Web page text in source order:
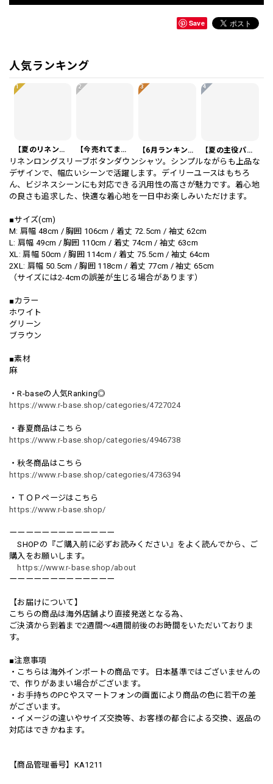
Save
人気ランキング
1
【夏のリネンスーツ】リネンシングルブレストカジュアルスーツ SU0188
2
【今売れてます】編み込みベルト付き フラット サンダル 3color SH0128
3
【6月ランキング1位】プレートアクセントポロシャツ KA0826
4
【夏の主役パンツ】ワッフル カジュアル スリムスラックスパンツ PA0226
リネンロングスリーブボタンダウンシャツ。シンプルながらも上品な
デザインで、幅広いシーンで活躍します。デイリーユースはもちろ
ん、ビジネスシーンにも対応できる汎用性の高さが魅力です。着心地
の良さも追求した、快適な着心地を一日中お楽しみいただけます。
■サイズ(cm)
M: 肩幅 48cm / 胸囲 106cm / 着丈 72.5cm / 袖丈 62cm
L: 肩幅 49cm / 胸囲 110cm / 着丈 74cm / 袖丈 63cm
XL: 肩幅 50cm / 胸囲 114cm / 着丈 75.5cm / 袖丈 64cm
2XL: 肩幅 50.5cm / 胸囲 118cm / 着丈 77cm / 袖丈 65cm
（サイズには2-4cmの誤差が生じる場合があります）
■カラー
ホワイト
グリーン
ブラウン
■素材
麻
・R-baseの人気Ranking◎
https://www.r-base.shop/categories/4727024
・春夏商品はこちら
https://www.r-base.shop/categories/4946738
・秋冬商品はこちら
https://www.r-base.shop/categories/4736394
・ＴＯＰページはこちら
https://www.r-base.shop/
ーーーーーーーーーーーーー
SHOPの『ご購入前に必ずお読みください』をよく読んでから、ご
購入をお願いします。
https://www.r-base.shop/about
ーーーーーーーーーーーーー
【お届けについて】
こちらの商品は海外店舗より直接発送となる為、
ご決済から到着まで2週間〜4週間前後のお時間をいただいておりま
す。
■注意事項
・こちらは海外インポートの商品です。日本基準ではございませんの
で、作りがあまい場合がございます。
・お手持ちのPCやスマートフォンの画面により商品の色に若干の差
がございます。
・イメージの違いやサイズ交換等、お客様の都合による交換、返品の
対応はできかねます。
【商品管理番号】KA1211